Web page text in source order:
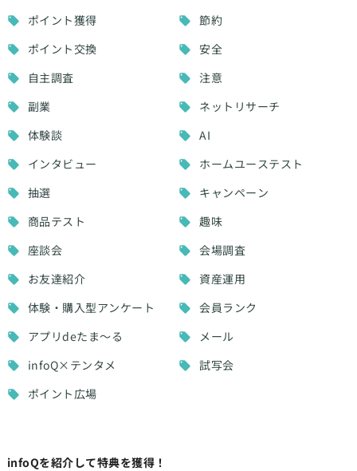
ポイント獲得
節約
ポイント交換
安全
自主調査
注意
副業
ネットリサーチ
体験談
AI
インタビュー
ホームユーステスト
抽選
キャンペーン
商品テスト
趣味
座談会
会場調査
お友達紹介
資産運用
体験・購入型アンケート
会員ランク
アプリdeたま～る
メール
infoQ×テンタメ
試写会
ポイント広場
infoQを紹介して特典を獲得！